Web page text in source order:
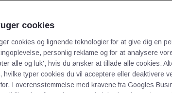
cookies
cookies og lignende teknologier for at give dig en
personlig reklame og for at analysere
alle og luk', hvis du ønsker at tillade alle cookies.
hvilke typer cookies du vil acceptere eller deaktivere
I overensstemmelse med kravene fra Googles